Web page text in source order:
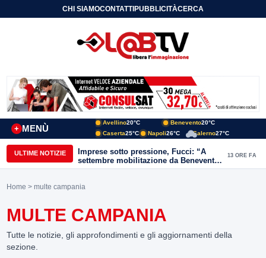
CHI SIAMOCONTATTIPUBBLICITÀCERCA
MENÙ
+
Avellino20°C Benevento20°C
Caserta25°C Napoli26°C Salerno27°C
ULTIME NOTIZIE
Imprese sotto pressione, Fucci: “A
settembre mobilitazione da Benevento
e Avellino”
13 ORE FA
Home > multe campania
MULTE CAMPANIA
Tutte le notizie, gli approfondimenti e gli aggiornamenti della
sezione.